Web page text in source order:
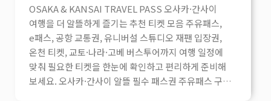
제대로 된 숯불 장어의 맛을 천천히 즐기고 싶은
분께 자신 있게 추천드립니다.… 더보기
OSAKA & KANSAI TRAVEL PASS 오사카·간사이
여행을 더 알뜰하게 즐기는 추천 티켓 모음 주유패스,
e패스, 공항 교통권, 유니버설 스튜디오 재팬 입장권,
온천 티켓, 교토·나라·고베 버스투어까지 여행 일정에
맞춰 필요한 티켓을 한눈에 확인하고 편리하게 준비해
보세요. 오사카·간사이 알뜰 필수 패스권 주유패스 구매